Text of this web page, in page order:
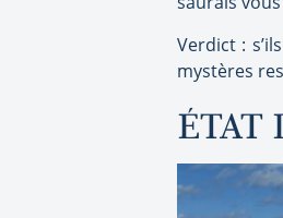
Verdict :
mystères
ÉTAT